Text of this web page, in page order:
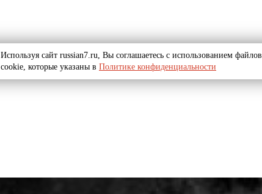
Используя сайт russian7.ru, Вы соглашаетесь с использованием файлов
cookie, которые указаны в Политике конфиденциальности